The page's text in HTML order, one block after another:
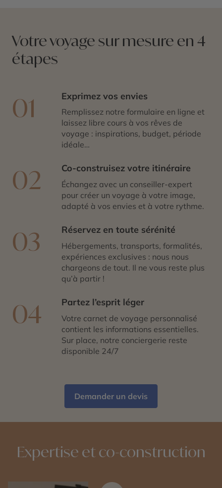
personnaliser. Et le tout, sans avoir à se soucier des
détails de l’organisation. Partez ainsi sans stress avec
vos alliés de toujours ou vos amis les plus proches, nos
experts s’occupent de vous concocter un
Votre voyage sur mesure en 4
étapes
01 Exprimez vos envies
Remplissez notre formulaire en ligne et
laissez libre cours à vos rêves de
voyage : inspirations, budget, période
idéale…
02 Co-construisez votre itinéraire
Échangez avec un conseiller-expert
pour créer un voyage à votre image,
adapté à vos envies et à votre rythme.
03 Réservez en toute sérénité
Hébergements, transports, formalités,
expériences exclusives : nous nous
chargeons de tout. Il ne vous reste plus
qu’à partir !
04 Partez l’esprit léger
Votre carnet de voyage personnalisé
contient les informations essentielles.
Sur place, notre conciergerie reste
disponible 24/7
Demander un devis
Expertise et co-construction